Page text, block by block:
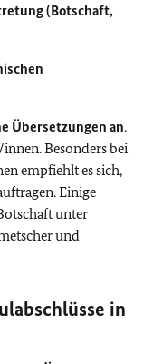
(Botschaft,
Übersetzungen an.
Besonders bei
empfiehlt es sich,
Einige
unter
und
in